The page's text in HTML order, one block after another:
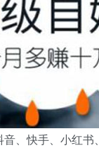
、快手、小红书